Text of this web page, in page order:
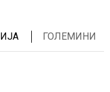
ГОЛЕМИНИ